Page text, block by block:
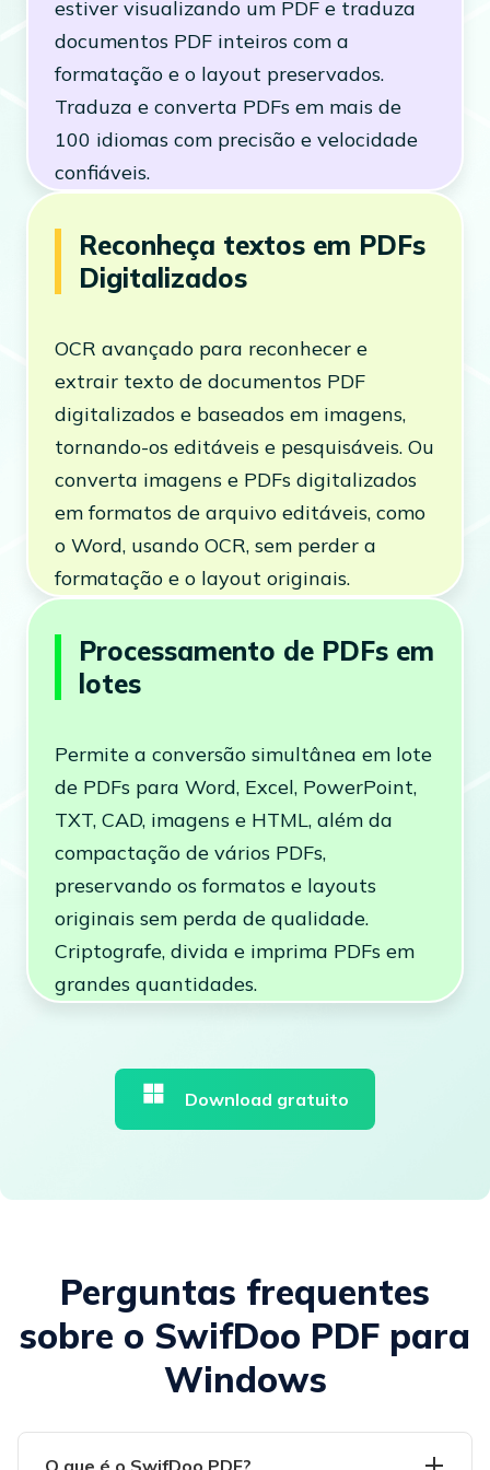
estiver visualizando um PDF e traduza
documentos PDF inteiros com a
formatação e o layout preservados.
Traduza e converta PDFs em mais de
100 idiomas com precisão e velocidade
confiáveis.
Reconheça textos em PDFs
Digitalizados
OCR avançado para reconhecer e
extrair texto de documentos PDF
digitalizados e baseados em imagens,
tornando-os editáveis e pesquisáveis. Ou
converta imagens e PDFs digitalizados
em formatos de arquivo editáveis, como
o Word, usando OCR, sem perder a
formatação e o layout originais.
Processamento de PDFs em
lotes
Permite a conversão simultânea em lote
de PDFs para Word, Excel, PowerPoint,
TXT, CAD, imagens e HTML, além da
compactação de vários PDFs,
preservando os formatos e layouts
originais sem perda de qualidade.
Criptografe, divida e imprima PDFs em
grandes quantidades.
Download gratuito
Perguntas frequentes
sobre o SwifDoo PDF para
Windows
O que é o SwifDoo PDF?